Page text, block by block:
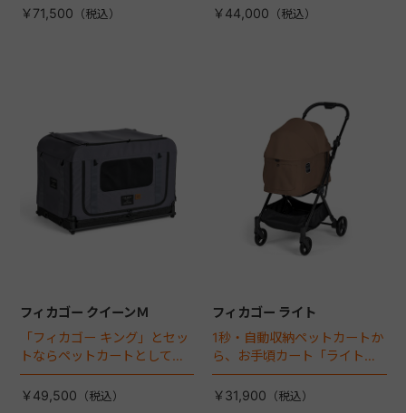
向け車体登場！
￥71,500
型犬向けケージが登場！
￥44,000
フィカゴー クイーンＭ
「フィカゴー キング」とセッ
トならペットカートとしても
使える、耐荷重50㎏の大型犬
向けケージが登場！
￥49,500
フィカゴー ライト
1秒・自動収納ペットカートか
ら、お手頃カート「ライト」
が登場！
￥31,900